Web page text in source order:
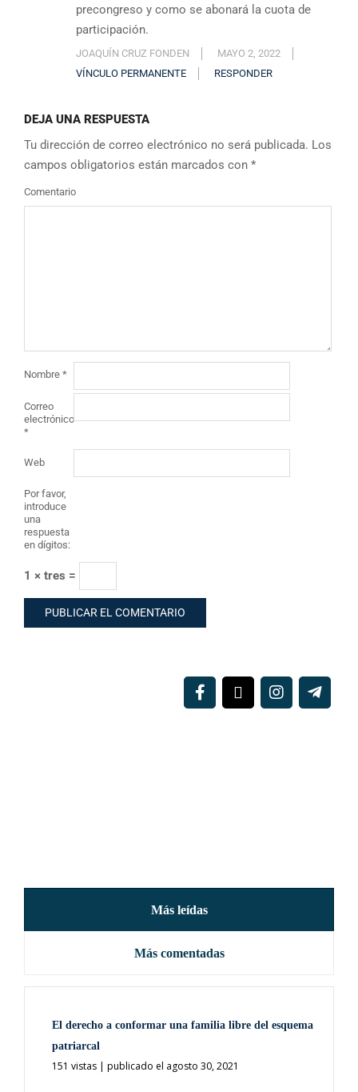
precongreso y como se abonará la cuota de
participación.
JOAQUÍN CRUZ FONDEN
MAYO 2, 2022
VÍNCULO PERMANENTE
RESPONDER
DEJA UNA RESPUESTA
Tu dirección de correo electrónico no será publicada. Los
campos obligatorios están marcados con *
Comentario
Nombre *
Correo
electrónico
*
Web
Por favor,
introduce
una
respuesta
en dígitos:
1 × tres =
Más leídas
Más comentadas
El derecho a conformar una familia libre del esquema
patriarcal
151 vistas | publicado el agosto 30, 2021